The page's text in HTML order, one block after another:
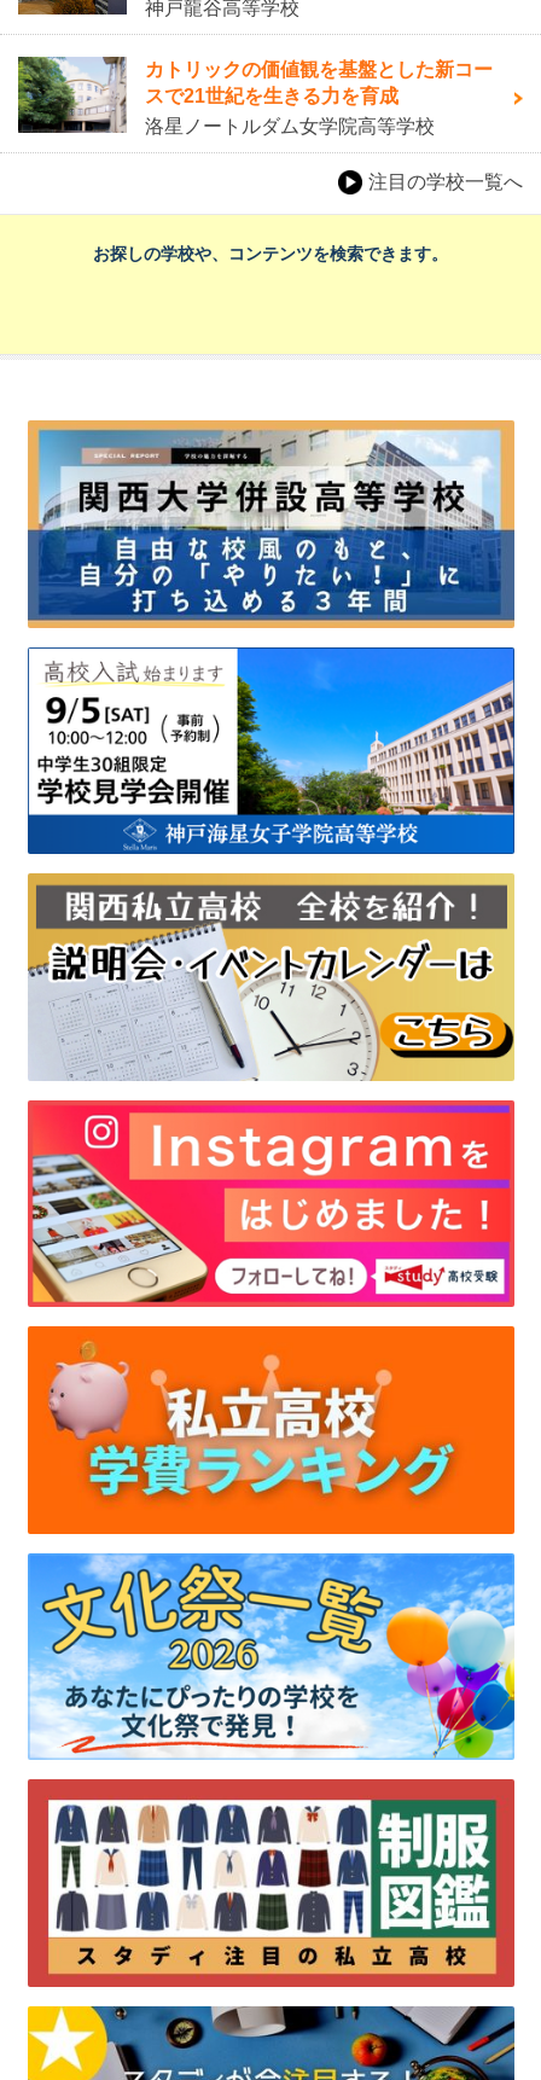
神戸龍谷高等学校
カトリックの価値観を基盤とした新コー
スで21世紀を生きる力を育成
洛星ノートルダム女学院高等学校
注目の学校一覧へ
お探しの学校や、コンテンツを検索できます。